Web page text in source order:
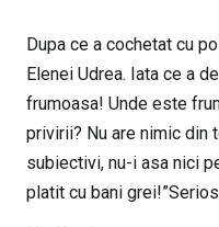
Dupa ce a cochetat cu
Elenei Udrea. Iata ce a
frumoasa! Unde este
privirii? Nu are nimic din
subiectivi, nu-i asa nici
platit cu bani